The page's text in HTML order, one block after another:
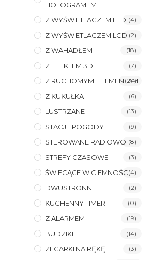
HOLOGRAMEM
Z WYŚWIETLACZEM LED (4)
Z WYŚWIETLACZEM LCD (2)
Z WAHADŁEM (18)
Z EFEKTEM 3D (7)
Z RUCHOMYMI ELEMENTAMI
(24)
Z KUKUŁKĄ (6)
LUSTRZANE (13)
STACJE POGODY (9)
STEROWANE RADIOWO (8)
STREFY CZASOWE (3)
ŚWIECĄCE W CIEMNOŚCI(4)
DWUSTRONNE (2)
KUCHENNY TIMER (0)
Z ALARMEM (19)
BUDZIKI (14)
ZEGARKI NA RĘKĘ (3)